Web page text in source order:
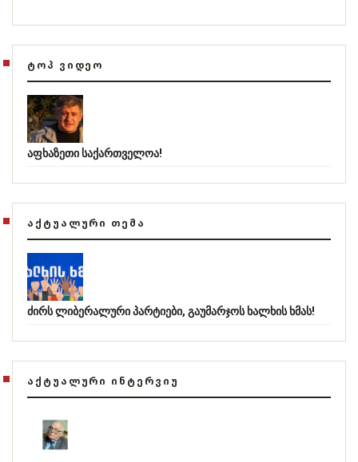
ᲢᲝᲞ ᲕᲘᲓᲔᲝ
აფხაზეთი საქართველოა!
ᲐᲥᲢᲣᲐᲚᲣᲠᲘ ᲗᲔᲛᲐ
ძირს ლიბერალური პარტიები, გაუმარჯოს ხალხის ხმას!
ᲐᲥᲢᲣᲐᲚᲣᲠᲘ ᲘᲜᲢᲔᲠᲕᲘᲣ